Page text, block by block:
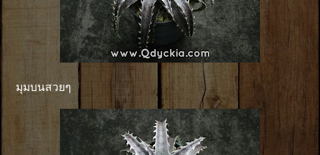
มุมบนสวยๆ